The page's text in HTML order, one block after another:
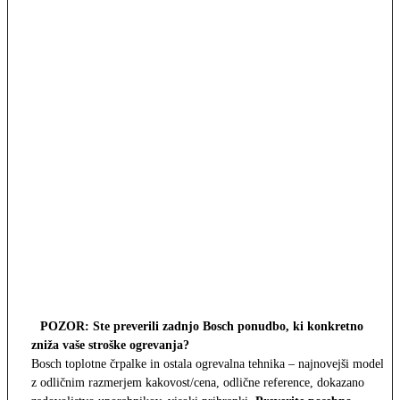
POZOR: Ste preverili zadnjo Bosch ponudbo, ki konkretno
zniža vaše stroške ogrevanja?
Bosch toplotne črpalke in ostala ogrevalna tehnika – najnovejši modeli
z odličnim razmerjem kakovost/cena, odlične reference, dokazano